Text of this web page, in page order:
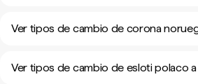
Ver tipos de cambio de corona
Ver tipos de cambio de esloti polaco